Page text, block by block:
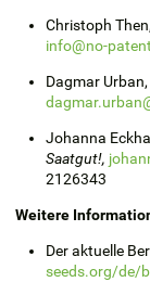
Christoph
info@no-
Dagmar Urban
Johanna
Saatgut!,
2126343
Weitere
Der aktuelle
seeds.org/de/